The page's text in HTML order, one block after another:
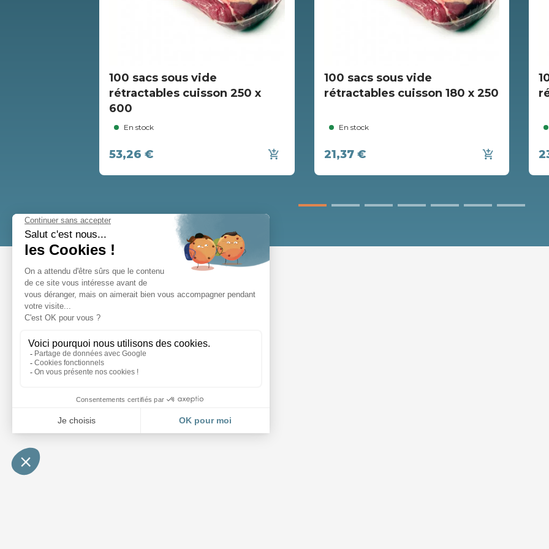
100 sacs sous vide
rétractables cuisson 250 x
600
En stock
53,26 € add_shopping_cart
100 sacs sous vide
rétractables cuisson 180 x 250
En stock
21,37 € add_shopping_cart